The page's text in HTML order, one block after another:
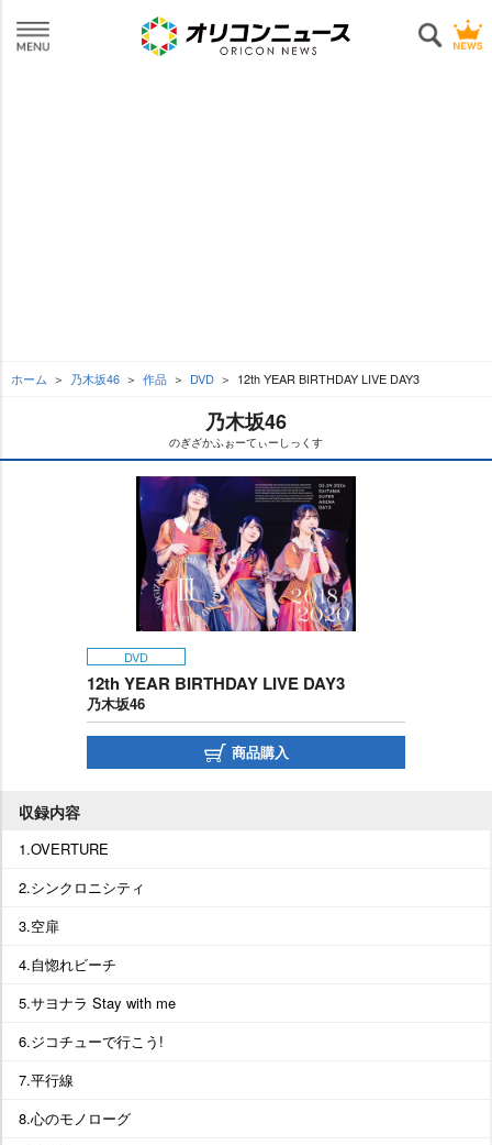
ホーム 乃木坂46 作品 DVD 12th YEAR BIRTHDAY LIVE DAY3
乃木坂46
のぎざかふぉーてぃーしっくす
DVD
12th YEAR BIRTHDAY LIVE DAY3
乃木坂46
商品購入
収録内容
1.OVERTURE
2.シンクロニシティ
3.空扉
4.自惚れビーチ
5.サヨナラ Stay with me
6.ジコチューで行こう!
7.平行線
8.心のモノローグ